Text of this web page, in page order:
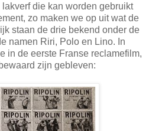
die kan worden gebruikt
zo maken we op uit wat de
staan de drie bekend onder de
namen Riri, Polo en Lino. In
in de eerste Franse reclamefilm,
zijn gebleven: